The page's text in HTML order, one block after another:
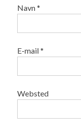
Navn*
E-mail*
Websted